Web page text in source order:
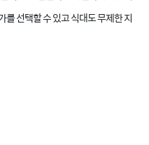
를 선택할 수 있고 식대도 무제한 지